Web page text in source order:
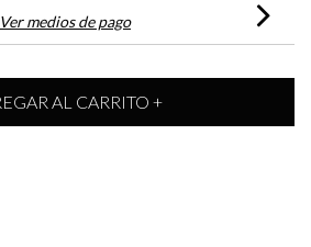
Ver medios de pago